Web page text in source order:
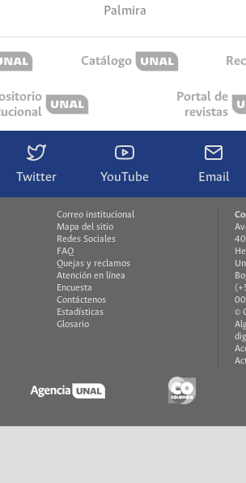
Palmira
Catálogo
Portal de
revistas
Twitter YouTube Email
Correo institucional
Mapa del sitio
Redes Sociales
FAQ
Quejas y reclamos
Atención en línea
Encuesta
Contáctenos
Estadísticas
Glosario
©